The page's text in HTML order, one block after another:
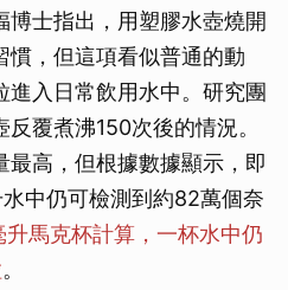
博士指出，用塑膠水壺燒開
慣，但這項看似普通的動
入日常飲用水中。研究團
覆煮沸150次後的情況。
高，但根據數據顯示，即
中仍可檢測到約82萬個奈
馬克杯計算，一杯水中仍
。